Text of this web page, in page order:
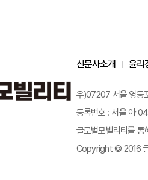
신문사소개 윤리
우)07207 서울 영등
등록번호 : 서울 아
글로벌모빌리티를 통
Copyright © 2016